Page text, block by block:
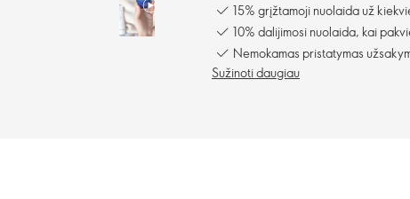
15% grįžtamoji nuolaida už
10% dalijimosi nuolaida, kai
Nemokamas pristatymas
Sužinoti daugiau